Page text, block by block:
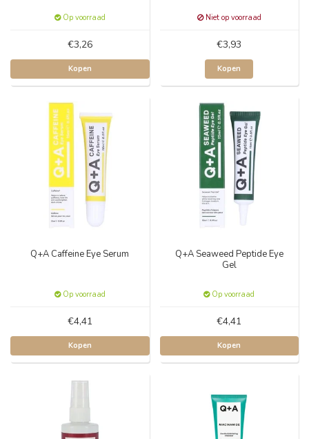
Op voorraad
€3,26
Kopen
Niet op voorraad
€3,93
Kopen
Q+A Caffeine Eye Serum
Op voorraad
€4,41
Kopen
Q+A Seaweed Peptide Eye
Gel
Op voorraad
€4,41
Kopen